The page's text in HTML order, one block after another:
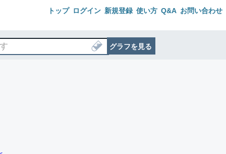
トップ ログイン 新規登録 使い方 Q&A お問い合わせ
グラフを見る